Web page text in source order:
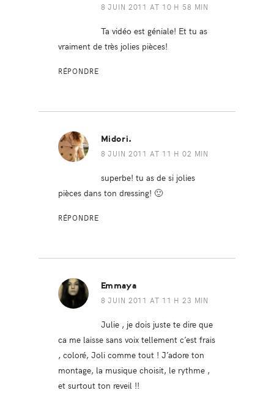
8 JUIN 2011 AT 10 H 58 MIN
Ta vidéo est géniale! Et tu as
vraiment de très jolies pièces!
RÉPONDRE
Midori.
8 JUIN 2011 AT 11 H 02 MIN
superbe! tu as de si jolies
pièces dans ton dressing! 🙂
RÉPONDRE
Emmaya
8 JUIN 2011 AT 11 H 23 MIN
Julie , je dois juste te dire que
ca me laisse sans voix tellement c’est frais
, coloré, Joli comme tout ! J’adore ton
montage, la musique choisit, le rythme ,
et surtout ton reveil !!